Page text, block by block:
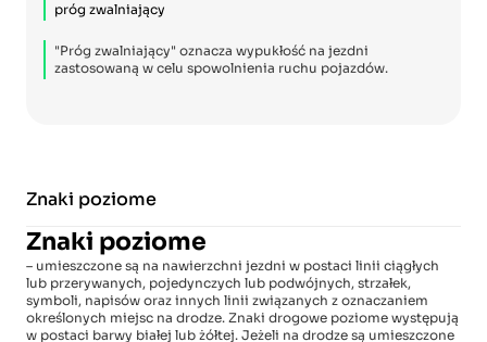
próg zwalniający
"Próg zwalniający" oznacza wypukłość na jezdni
zastosowaną w celu spowolnienia ruchu pojazdów.
Znaki poziome
Znaki poziome
– umieszczone są na nawierzchni jezdni w postaci linii ciągłych
lub przerywanych, pojedynczych lub podwójnych, strzałek,
symboli, napisów oraz innych linii związanych z oznaczaniem
określonych miejsc na drodze. Znaki drogowe poziome występują
w postaci barwy białej lub żółtej. Jeżeli na drodze są umieszczone